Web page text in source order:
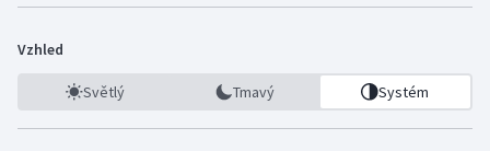
Vzhled
Světlý Tmavý Systém